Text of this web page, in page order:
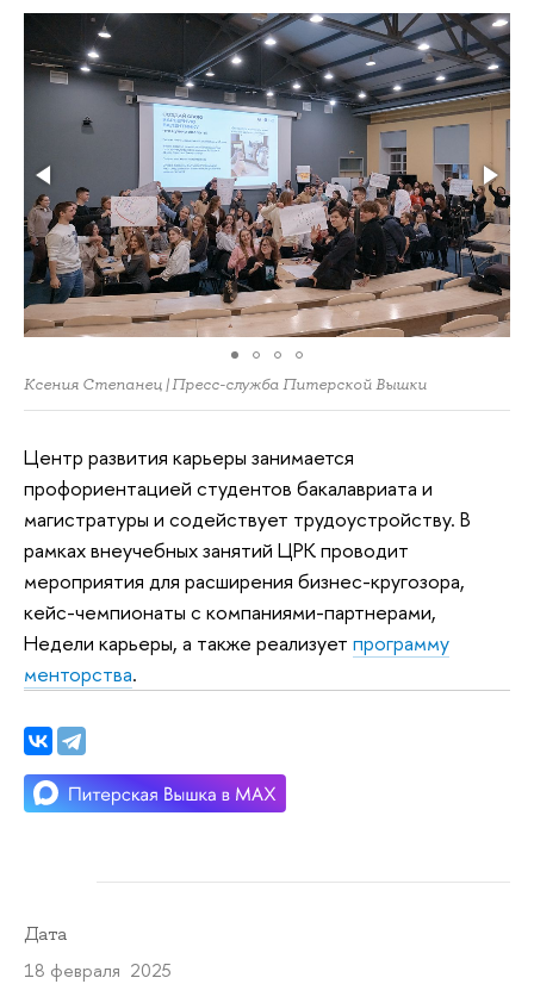
Ксения Степанец | Пресс-служба Питерской Вышки
Центр развития карьеры занимается
профориентацией студентов бакалавриата и
магистратуры и содействует трудоустройству. В
рамках внеучебных занятий ЦРК проводит
мероприятия для расширения бизнес-кругозора,
кейс-чемпионаты с компаниями-партнерами,
Недели карьеры, а также реализует программу
менторства.
Дата
18 февраля 2025